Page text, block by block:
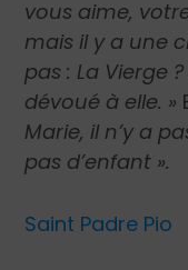
vous aime,
mais il y a une
pas : La Vierge
dévoué à elle. »
Marie, il n’y a
pas d’enfant ».
Saint Padre Pio